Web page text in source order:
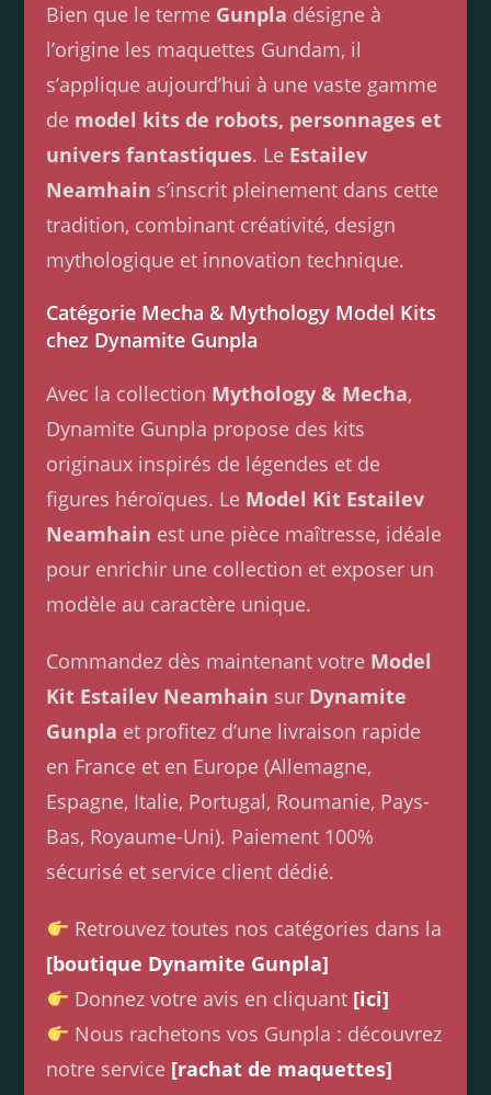
Bien que le terme Gunpla désigne à
l’origine les maquettes Gundam, il
s’applique aujourd’hui à une vaste gamme
de model kits de robots, personnages et
univers fantastiques. Le Estailev
Neamhain s’inscrit pleinement dans cette
tradition, combinant créativité, design
mythologique et innovation technique.
Catégorie Mecha & Mythology Model Kits
chez Dynamite Gunpla
Avec la collection Mythology & Mecha,
Dynamite Gunpla propose des kits
originaux inspirés de légendes et de
figures héroïques. Le Model Kit Estailev
Neamhain est une pièce maîtresse, idéale
pour enrichir une collection et exposer un
modèle au caractère unique.
Commandez dès maintenant votre Model
Kit Estailev Neamhain sur Dynamite
Gunpla et profitez d’une livraison rapide
en France et en Europe (Allemagne,
Espagne, Italie, Portugal, Roumanie, Pays-
Bas, Royaume-Uni). Paiement 100%
sécurisé et service client dédié.
Retrouvez toutes nos catégories dans la
[boutique Dynamite Gunpla]
Donnez votre avis en cliquant [ici]
Nous rachetons vos Gunpla : découvrez
notre service [rachat de maquettes]